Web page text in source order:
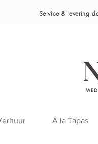
Service & levering
A la Tapas